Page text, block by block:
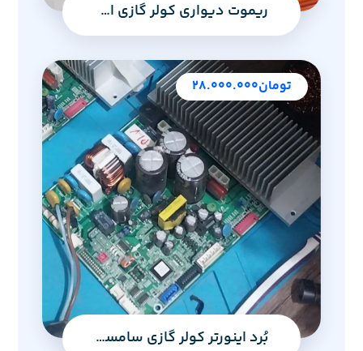
ریموت دیواری کولر گازی ال‌جی
بُرد اینورتر کولر گازی سامسونگ مدل مالدیو
تومان۲۸.۰۰۰.۰۰۰